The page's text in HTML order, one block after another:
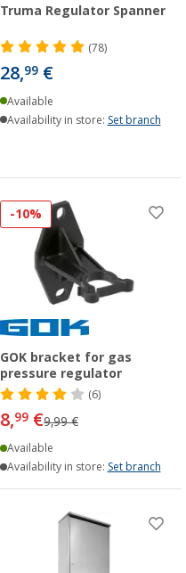
Truma Regulator Spanner
(78)
28,99 €
Available
Availability in store: Set branch
-10%
GOK bracket for gas
pressure regulator
(6)
8,99 €9,99 €
Available
Availability in store: Set branch